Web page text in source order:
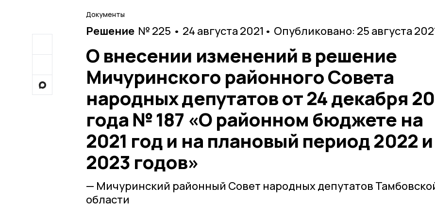
Документы
Решение № 225 • 24 августа 2021 • Опубликовано: 25 августа
О внесении изменений в решение
Мичуринского районного Совета
народных депутатов от 24 декабря
года № 187 «О районном бюджете на
2021 год и на плановый период 2022 и
2023 годов»
— Мичуринский районный Совет народных депутатов
области